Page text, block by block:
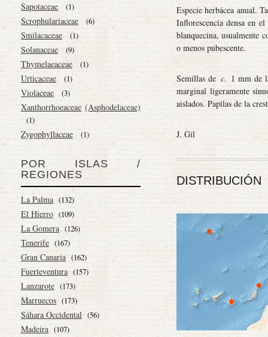
Sapotaceae (1)
Scrophulariaceae (6)
Smilacaceae (1)
Solanaceae (9)
Thymelaeaceae (1)
Urticaceae (1)
Violaceae (3)
Xanthorrhoeaceae (Asphodelaceae)
(1)
Zygophyllaceae (1)
POR ISLAS /
REGIONES
La Palma (132)
El Hierro (109)
La Gomera (126)
Tenerife (167)
Gran Canaria (162)
Fuerteventura (157)
Lanzarote (173)
Marruecos (173)
Sáhara Occidental (56)
Madeira (107)
Especie herbácea anual.
Inflorescencia densa en
blanquecina, usualmente
o menos pubescente.
Semillas dec. 1 mm de
marginal ligeramente
aislados. Papilas de la
J. Gil
DISTRIBUCIÓN